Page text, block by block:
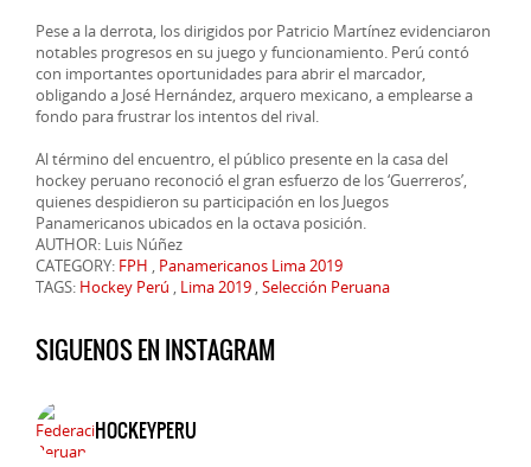
Pese a la derrota, los dirigidos por Patricio Martínez evidenciaron
notables progresos en su juego y funcionamiento. Perú contó
con importantes oportunidades para abrir el marcador,
obligando a José Hernández, arquero mexicano, a emplearse a
fondo para frustrar los intentos del rival.
Al término del encuentro, el público presente en la casa del
hockey peruano reconoció el gran esfuerzo de los ‘Guerreros’,
quienes despidieron su participación en los Juegos
Panamericanos ubicados en la octava posición.
AUTHOR: Luis Núñez
CATEGORY: FPH , Panamericanos Lima 2019
TAGS: Hockey Perú , Lima 2019 ,Selección Peruana
SIGUENOS EN INSTAGRAM
HOCKEYPERU